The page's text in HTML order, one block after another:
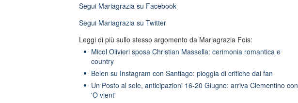
Segui Mariagrazia su Facebook
Segui Mariagrazia su Twitter
Leggi di più sullo stesso argomento da Mariagrazia Fois:
Micol Olivieri sposa Christian Massella: cerimonia romantica e
country
Belen su Instagram con Santiago: pioggia di critiche dai fan
Un Posto al sole, anticipazioni 16-20 Giugno: arriva Clementino con
'O vient'